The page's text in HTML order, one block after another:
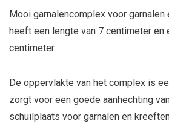
Mooi garnalencomplex voor garnalen
heeft een lengte van 7 centimeter en
centimeter.
De oppervlakte van het complex is
zorgt voor een goede aanhechting
schuilplaats voor garnalen en